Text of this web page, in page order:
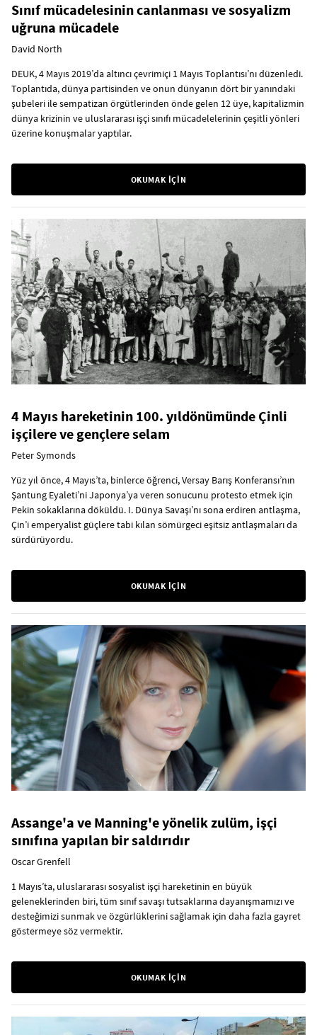
Sınıf mücadelesinin canlanması ve sosyalizm
uğruna mücadele
David North
DEUK, 4 Mayıs 2019’da altıncı çevrimiçi 1 Mayıs Toplantısı’nı düzenledi.
Toplantıda, dünya partisinden ve onun dünyanın dört bir yanındaki
şubeleri ile sempatizan örgütlerinden önde gelen 12 üye, kapitalizmin
dünya krizinin ve uluslararası işçi sınıfı mücadelelerinin çeşitli yönleri
üzerine konuşmalar yaptılar.
OKUMAK İÇİN
4 Mayıs hareketinin 100. yıldönümünde Çinli
işçilere ve gençlere selam
Peter Symonds
Yüz yıl önce, 4 Mayıs’ta, binlerce öğrenci, Versay Barış Konferansı’nın
Şantung Eyaleti’ni Japonya’ya veren sonucunu protesto etmek için
Pekin sokaklarına döküldü. I. Dünya Savaşı’nı sona erdiren antlaşma,
Çin’i emperyalist güçlere tabi kılan sömürgeci eşitsiz antlaşmaları da
sürdürüyordu.
OKUMAK İÇİN
Assange'a ve Manning'e yönelik zulüm, işçi
sınıfına yapılan bir saldırıdır
Oscar Grenfell
1 Mayıs’ta, uluslararası sosyalist işçi hareketinin en büyük
geleneklerinden biri, tüm sınıf savaşı tutsaklarına dayanışmamızı ve
desteğimizi sunmak ve özgürlüklerini sağlamak için daha fazla gayret
göstermeye söz vermektir.
OKUMAK İÇİN